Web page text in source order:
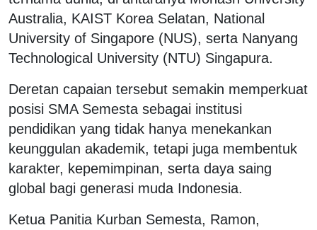
Australia, KAIST Korea Selatan, National
University of Singapore (NUS), serta Nanyang
Technological University (NTU) Singapura.
Deretan capaian tersebut semakin memperkuat
posisi SMA Semesta sebagai institusi
pendidikan yang tidak hanya menekankan
keunggulan akademik, tetapi juga membentuk
karakter, kepemimpinan, serta daya saing
global bagi generasi muda Indonesia.
Ketua Panitia Kurban Semesta, Ramon,